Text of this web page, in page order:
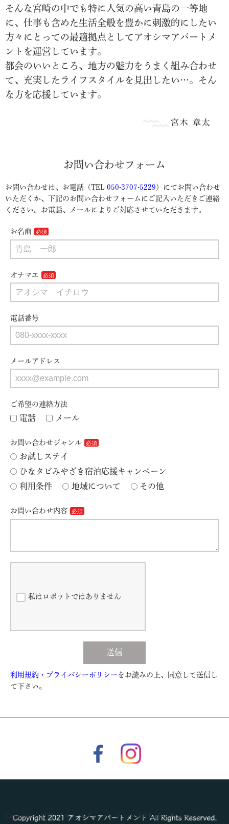
そんな宮崎の中でも特に人気の高い青島の一等地
に、仕事も含めた生活全般を豊かに刺激的にしたい
方々にとっての最適拠点としてアオシマアパートメ
ントを運営しています。
都会のいいところ、地方の魅力をうまく組み合わせ
て、充実したライフスタイルを見出したい…。そん
な方を応援しています。
お問い合わせフォーム
お問い合わせは、お電話（TEL 050-3707-5229 ）にてお問い合わせ
いただくか、下記のお問い合わせフォームにご記入いただきご連絡
ください。お電話、メールによりご対応させていただきます。
お名前
オナマエ
電話番号
メールアドレス
ご希望の連絡方法
電話 メール
お問い合わせジャンル
お試しステイ
ひなタビみやざき宿泊応援キャンペーン
利用条件
地域について その他
お問い合わせ内容
私はロボットではありません
送信
利用規約・プライバシーポリシー をお読みの上、同意して送信し
て下さい。
Copyright 2021 アオシマアパートメント All Rights Reserved.